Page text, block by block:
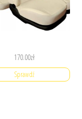
170.00zł
Sprawdź